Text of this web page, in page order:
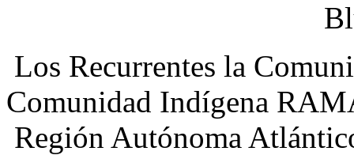
Los Recurrentes la
Comunidad Indígena
Región Autónoma